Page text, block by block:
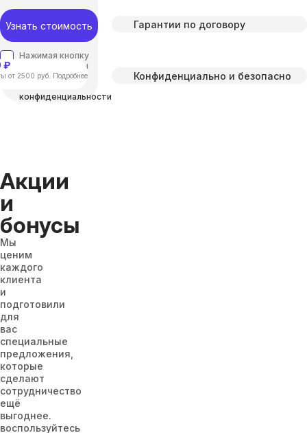
Узнать стоимость
Нажимая кнопку
“отправить”, вы
соглашаетесь с
конфиденциальности
₽
от 2500 руб. Подробнее
Гарантии по договору
Конфиденциально и безопасно
Акции
и
бонусы
Мы
ценим
каждого
клиента
и
подготовили
для
вас
специальные
предложения,
которые
сделают
сотрудничество
ещё
выгоднее.
воспользуйтесь